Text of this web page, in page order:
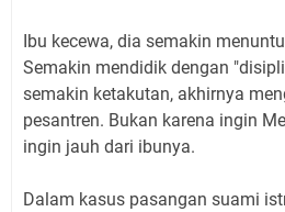
Ibu kecewa, dia semakin
Semakin mendidik dengan
semakin ketakutan, akhirnya
pesantren. Bukan karena ingin
ingin jauh dari ibunya.
Dalam kasus pasangan suami